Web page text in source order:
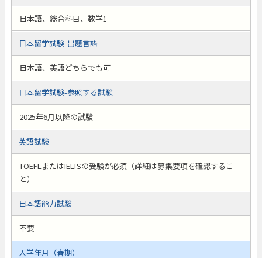
日本語、総合科目、数学1
日本留学試験-出題言語
日本語、英語どちらでも可
日本留学試験-参照する試験
2025年6月以降の試験
英語試験
TOEFLまたはIELTSの受験が必須（詳細は募集要項を確認するこ
と）
日本語能力試験
不要
入学年月（春期）